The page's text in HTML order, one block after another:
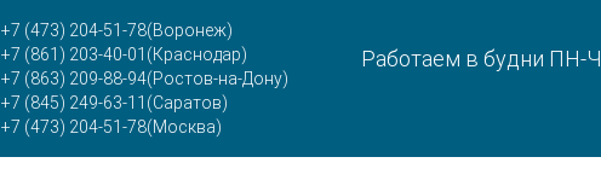
+7 (473) 204-51-78(Воронеж)
+7 (861) 203-40-01 (Краснодар)
+7 (863) 209-88-94(Ростов-на-Дону)
+7 (845) 249-63-11 (Саратов)
+7 (473) 204-51-78(Москва)
Работаем в будни ПН-